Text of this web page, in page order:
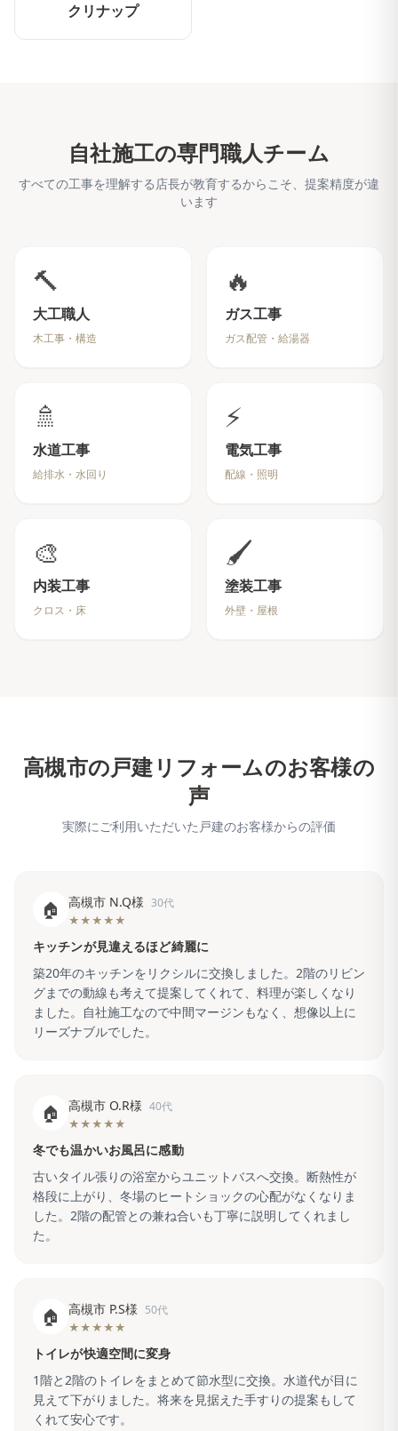
クリナップ
自社施工の専門職人チーム
すべての工事を理解する店長が教育するからこそ、提案精度が違
います
🔨
大工職人
木工事・構造
🔥
ガス工事
ガス配管・給湯器
🚿
水道工事
給排水・水回り
⚡
電気工事
配線・照明
🎨
内装工事
クロス・床
🖌️
塗装工事
外壁・屋根
高槻市の戸建リフォームのお客様の
声
実際にご利用いただいた戸建のお客様からの評価
🏠 高槻市 N.Q様 30代
★★★★★
キッチンが見違えるほど綺麗に
築20年のキッチンをリクシルに交換しました。2階のリビン
グまでの動線も考えて提案してくれて、料理が楽しくなり
ました。自社施工なので中間マージンもなく、想像以上に
リーズナブルでした。
🏠 高槻市 O.R様 40代
★★★★★
冬でも温かいお風呂に感動
古いタイル張りの浴室からユニットバスへ交換。断熱性が
格段に上がり、冬場のヒートショックの心配がなくなりま
した。2階の配管との兼ね合いも丁寧に説明してくれまし
た。
🏠 高槻市 P.S様 50代
★★★★★
トイレが快適空間に変身
1階と2階のトイレをまとめて節水型に交換。水道代が目に
見えて下がりました。将来を見据えた手すりの提案もして
くれて安心です。